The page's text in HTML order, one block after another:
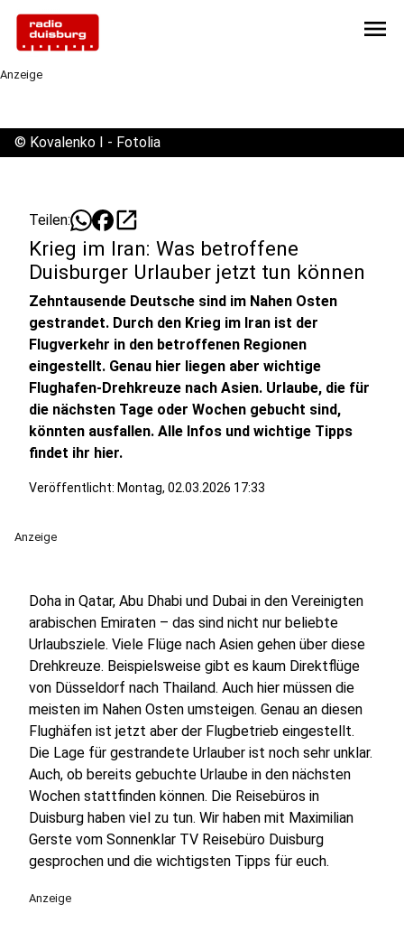
menu
Anzeige
© Kovalenko I - Fotolia
Teilen: open_in_new
Krieg im Iran: Was betroffene
Duisburger Urlauber jetzt tun können
Zehntausende Deutsche sind im Nahen Osten
gestrandet. Durch den Krieg im Iran ist der
Flugverkehr in den betroffenen Regionen
eingestellt. Genau hier liegen aber wichtige
Flughafen-Drehkreuze nach Asien. Urlaube, die für
die nächsten Tage oder Wochen gebucht sind,
könnten ausfallen. Alle Infos und wichtige Tipps
findet ihr hier.
Veröffentlicht: Montag, 02.03.2026 17:33
Anzeige
Doha in Qatar, Abu Dhabi und Dubai in den Vereinigten
arabischen Emiraten – das sind nicht nur beliebte
Urlaubsziele. Viele Flüge nach Asien gehen über diese
Drehkreuze. Beispielsweise gibt es kaum Direktflüge
von Düsseldorf nach Thailand. Auch hier müssen die
meisten im Nahen Osten umsteigen. Genau an diesen
Flughäfen ist jetzt aber der Flugbetrieb eingestellt.
Die Lage für gestrandete Urlauber ist noch sehr unklar.
Auch, ob bereits gebuchte Urlaube in den nächsten
Wochen stattfinden können. Die Reisebüros in
Duisburg haben viel zu tun. Wir haben mit Maximilian
Gerste vom Sonnenklar TV Reisebüro Duisburg
gesprochen und die wichtigsten Tipps für euch.
Anzeige